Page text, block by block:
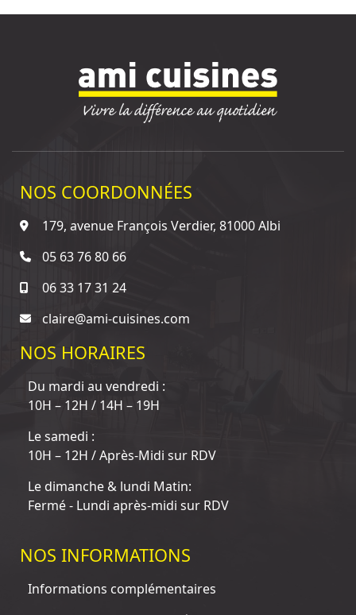
NOS COORDONNÉES
179, avenue François Verdier, 81000 Albi
05 63 76 80 66
06 33 17 31 24
claire@ami-cuisines.com
NOS HORAIRES
Du mardi au vendredi :
10H – 12H / 14H – 19H
Le samedi :
10H – 12H / Après-Midi sur RDV
Le dimanche & lundi Matin:
Fermé - Lundi après-midi sur RDV
NOS INFORMATIONS
Informations complémentaires